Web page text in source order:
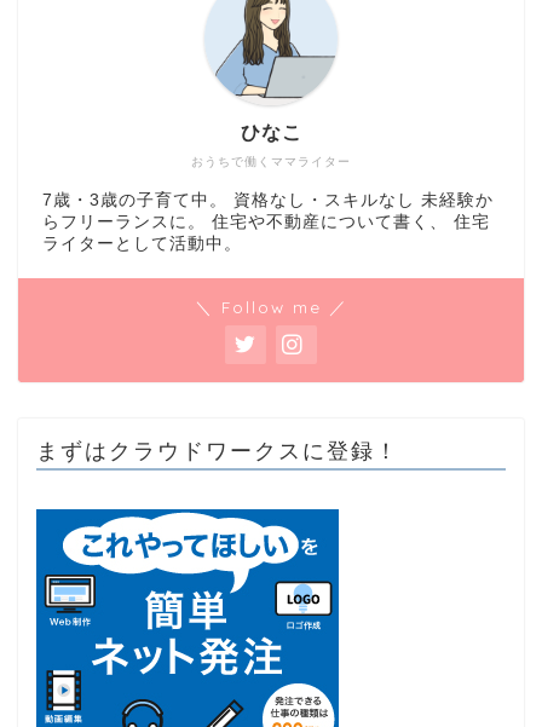
おうちで働くママライター
ひなこ
7歳・3歳の子育て中。 資格なし・スキルなし 未経験か
らフリーランスに。 住宅や不動産について書く、 住宅
ライターとして活動中。
＼ Follow me ／
まずはクラウドワークスに登録！